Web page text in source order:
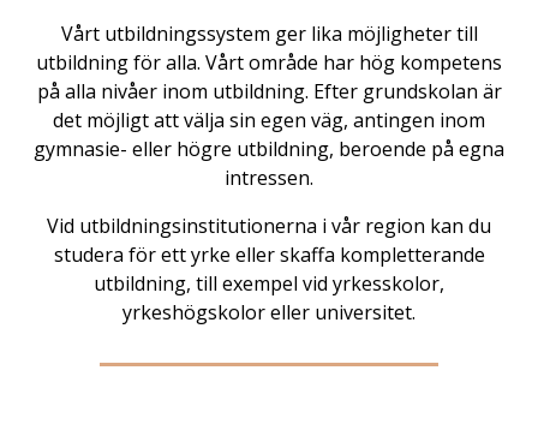
Vårt utbildningssystem ger lika möjligheter till
utbildning för alla. Vårt område har hög kompetens
på alla nivåer inom utbildning. Efter grundskolan är
det möjligt att välja sin egen väg, antingen inom
gymnasie- eller högre utbildning, beroende på egna
intressen.
Vid utbildningsinstitutionerna i vår region kan du
studera för ett yrke eller skaffa kompletterande
utbildning, till exempel vid yrkesskolor,
yrkeshögskolor eller universitet.